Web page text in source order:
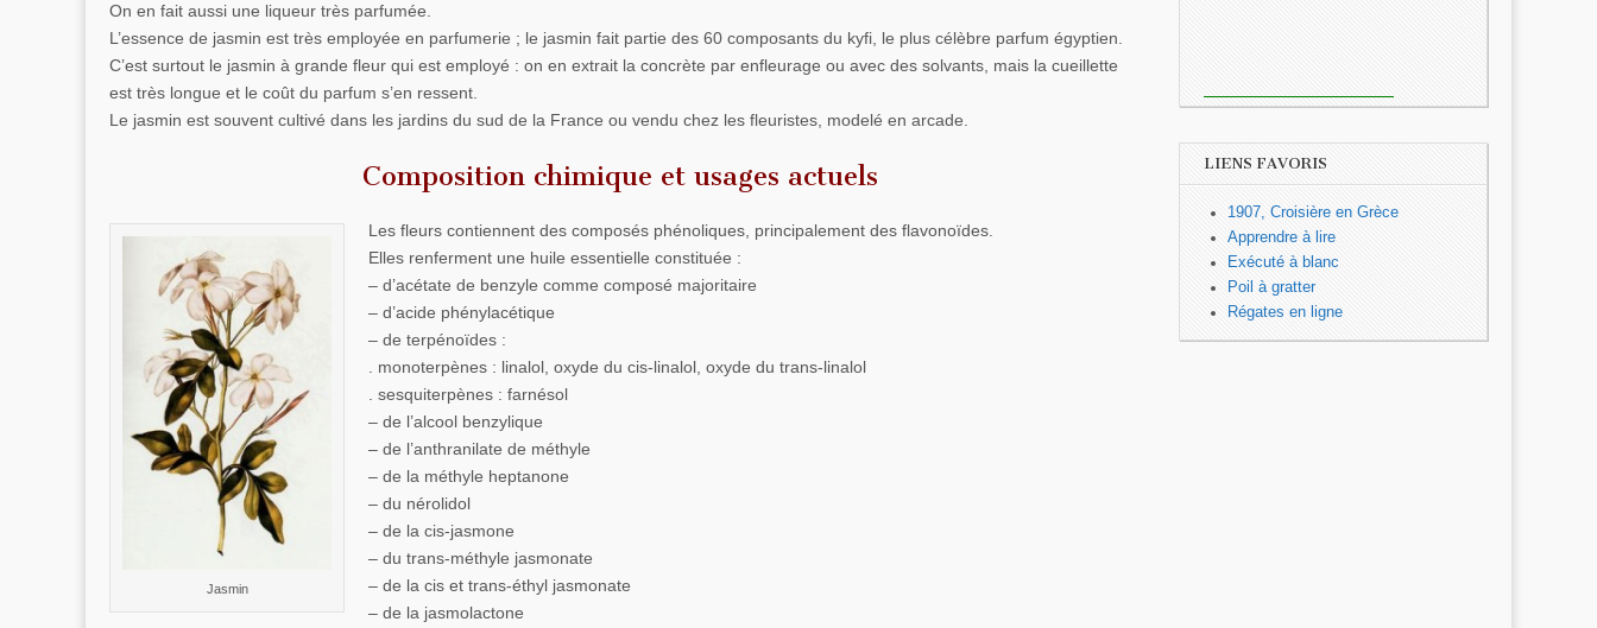
On en fait aussi une liqueur très parfumée.
L’essence de jasmin est très employée en parfumerie ; le jasmin fait partie des 60 composants du kyfi, le plus célèbre parfum égyptien.
C’est surtout le jasmin à grande fleur qui est employé : on en extrait la concrète par enfleurage ou avec des solvants, mais la cueillette
est très longue et le coût du parfum s’en ressent.
Le jasmin est souvent cultivé dans les jardins du sud de la France ou vendu chez les fleuristes, modelé en arcade.
Composition chimique et usages actuels
Jasmin
Les fleurs contiennent des composés phénoliques, principalement des flavonoïdes.
Elles renferment une huile essentielle constituée :
– d’acétate de benzyle comme composé majoritaire
– d’acide phénylacétique
– de terpénoïdes :
. monoterpènes : linalol, oxyde du cis-linalol, oxyde du trans-linalol
. sesquiterpènes : farnésol
– de l’alcool benzylique
– de l’anthranilate de méthyle
– de la méthyle heptanone
– du nérolidol
– de la cis-jasmone
– du trans-méthyle jasmonate
– de la cis et trans-éthyl jasmonate
– de la jasmolactone
LIENS FAVORIS
1907, Croisière en Grèce
Apprendre à lire
Exécuté à blanc
Poil à gratter
Régates en ligne